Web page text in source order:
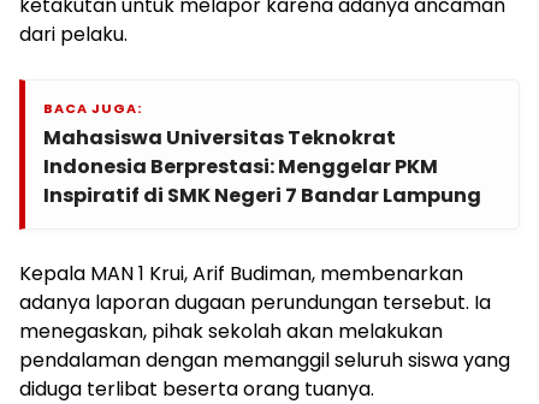
dari pelaku.
BACA JUGA:
Mahasiswa Universitas Teknokrat
Indonesia Berprestasi: Menggelar PKM
Inspiratif di SMK Negeri 7 Bandar Lampung
Kepala MAN 1 Krui, Arif Budiman, membenarkan
adanya laporan dugaan perundungan tersebut. Ia
menegaskan, pihak sekolah akan melakukan
pendalaman dengan memanggil seluruh siswa yang
diduga terlibat beserta orang tuanya.